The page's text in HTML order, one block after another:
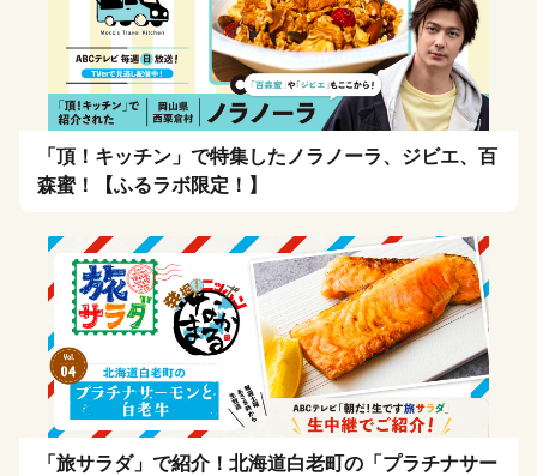
「頂！キッチン」で特集したノラノーラ、ジビエ、百
森蜜！【ふるラボ限定！】
「旅サラダ」で紹介！北海道白老町の「プラチナサー